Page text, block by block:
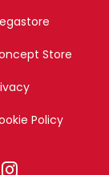
Store
Policy